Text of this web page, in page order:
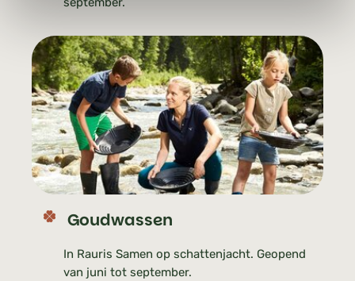
Goudwassen
In Rauris Samen op schattenjacht. Geopend
van juni tot september.